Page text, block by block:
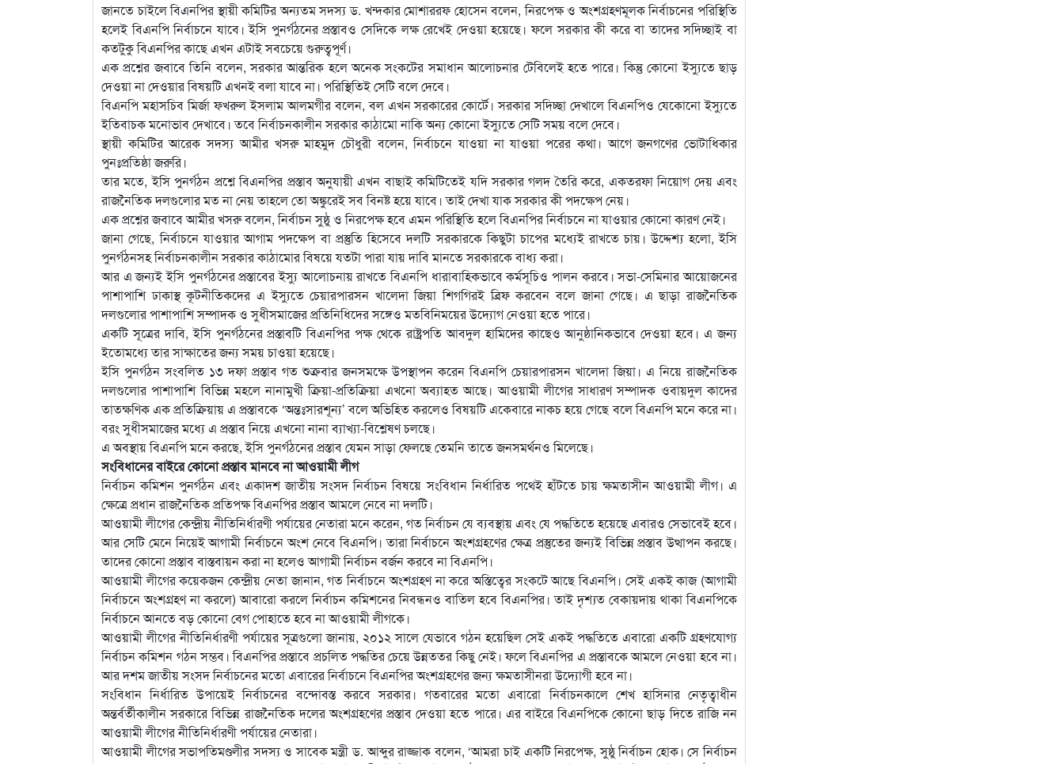
জানতে চাইলে বিএনপির স্থায়ী কমিটির অন্যতম সদস্য ড. খন্দকার মোশাররফ হোসেন বলেন, নিরপেক্ষ ও অংশগ্রহণমূলক নির্বাচনের পরিস্থিতি
হলেই বিএনপি নির্বাচনে যাবে। ইসি পুনর্গঠনের প্রস্তাবও সেদিকে লক্ষ রেখেই দেওয়া হয়েছে। ফলে সরকার কী করে বা তাদের সদিচ্ছাই বা
কতটুকু বিএনপির কাছে এখন এটাই সবচেয়ে গুরুত্বপূর্ণ।
এক প্রশ্নের জবাবে তিনি বলেন, সরকার আন্তরিক হলে অনেক সংকটের সমাধান আলোচনার টেবিলেই হতে পারে। কিন্তু কোনো ইস্যুতে ছাড়
দেওয়া না দেওয়ার বিষয়টি এখনই বলা যাবে না। পরিস্থিতিই সেটি বলে দেবে।
বিএনপি মহাসচিব মির্জা ফখরুল ইসলাম আলমগীর বলেন, বল এখন সরকারের কোর্টে। সরকার সদিচ্ছা দেখালে বিএনপিও যেকোনো ইস্যুতে
ইতিবাচক মনোভাব দেখাবে। তবে নির্বাচনকালীন সরকার কাঠামো নাকি অন্য কোনো ইস্যুতে সেটি সময় বলে দেবে।
স্থায়ী কমিটির আরেক সদস্য আমীর খসরু মাহমুদ চৌধুরী বলেন, নির্বাচনে যাওয়া না যাওয়া পরের কথা। আগে জনগণের ভোটাধিকার
পুনঃপ্রতিষ্ঠা জরুরি।
তার মতে, ইসি পুনর্গঠন প্রশ্নে বিএনপির প্রস্তাব অনুযায়ী এখন বাছাই কমিটিতেই যদি সরকার গলদ তৈরি করে, একতরফা নিয়োগ দেয় এবং
রাজনৈতিক দলগুলোর মত না নেয় তাহলে তো অঙ্কুরেই সব বিনষ্ট হয়ে যাবে। তাই দেখা যাক সরকার কী পদক্ষেপ নেয়।
এক প্রশ্নের জবাবে আমীর খসরু বলেন, নির্বাচন সুষ্ঠু ও নিরপেক্ষ হবে এমন পরিস্থিতি হলে বিএনপির নির্বাচনে না যাওয়ার কোনো কারণ নেই।
জানা গেছে, নির্বাচনে যাওয়ার আগাম পদক্ষেপ বা প্রস্তুতি হিসেবে দলটি সরকারকে কিছুটা চাপের মধ্যেই রাখতে চায়। উদ্দেশ্য হলো, ইসি
পুনর্গঠনসহ নির্বাচনকালীন সরকার কাঠামোর বিষয়ে যতটা পারা যায় দাবি মানতে সরকারকে বাধ্য করা।
আর এ জন্যই ইসি পুনর্গঠনের প্রস্তাবের ইস্যু আলোচনায় রাখতে বিএনপি ধারাবাহিকভাবে কর্মসূচিও পালন করবে। সভা-সেমিনার আয়োজনের
পাশাপাশি ঢাকাস্থ কূটনীতিকদের এ ইস্যুতে চেয়ারপারসন খালেদা জিয়া শিগগিরই ব্রিফ করবেন বলে জানা গেছে। এ ছাড়া রাজনৈতিক
দলগুলোর পাশাপাশি সম্পাদক ও সুধীসমাজের প্রতিনিধিদের সঙ্গেও মতবিনিময়ের উদ্যোগ নেওয়া হতে পারে।
একটি সূত্রের দাবি, ইসি পুনর্গঠনের প্রস্তাবটি বিএনপির পক্ষ থেকে রাষ্ট্রপতি আবদুল হামিদের কাছেও আনুষ্ঠানিকভাবে দেওয়া হবে। এ জন্য
ইতোমধ্যে তার সাক্ষাতের জন্য সময় চাওয়া হয়েছে।
ইসি পুনর্গঠন সংবলিত ১৩ দফা প্রস্তাব গত শুক্রবার জনসমক্ষে উপস্থাপন করেন বিএনপি চেয়ারপারসন খালেদা জিয়া। এ নিয়ে রাজনৈতিক
দলগুলোর পাশাপাশি বিভিন্ন মহলে নানামুখী ক্রিয়া-প্রতিক্রিয়া এখনো অব্যাহত আছে। আওয়ামী লীগের সাধারণ সম্পাদক ওবায়দুল কাদের
তাত্ক্ষণিক এক প্রতিক্রিয়ায় এ প্রস্তাবকে ‘অন্তঃসারশূন্য’ বলে অভিহিত করলেও বিষয়টি একেবারে নাকচ হয়ে গেছে বলে বিএনপি মনে করে না।
বরং সুধীসমাজের মধ্যে এ প্রস্তাব নিয়ে এখনো নানা ব্যাখ্যা-বিশ্লেষণ চলছে।
এ অবস্থায় বিএনপি মনে করছে, ইসি পুনর্গঠনের প্রস্তাব যেমন সাড়া ফেলছে তেমনি তাতে জনসমর্থনও মিলেছে।
সংবিধানের বাইরে কোনো প্রস্তাব মানবে না আওয়ামী লীগ
নির্বাচন কমিশন পুনর্গঠন এবং একাদশ জাতীয় সংসদ নির্বাচন বিষয়ে সংবিধান নির্ধারিত পথেই হাঁটতে চায় ক্ষমতাসীন আওয়ামী লীগ। এ
ক্ষেত্রে প্রধান রাজনৈতিক প্রতিপক্ষ বিএনপির প্রস্তাব আমলে নেবে না দলটি।
আওয়ামী লীগের কেন্দ্রীয় নীতিনির্ধারণী পর্যায়ের নেতারা মনে করেন, গত নির্বাচন যে ব্যবস্থায় এবং যে পদ্ধতিতে হয়েছে এবারও সেভাবেই হবে।
আর সেটি মেনে নিয়েই আগামী নির্বাচনে অংশ নেবে বিএনপি। তারা নির্বাচনে অংশগ্রহণের ক্ষেত্র প্রস্তুতের জন্যই বিভিন্ন প্রস্তাব উত্থাপন করছে।
তাদের কোনো প্রস্তাব বাস্তবায়ন করা না হলেও আগামী নির্বাচন বর্জন করবে না বিএনপি।
আওয়ামী লীগের কয়েকজন কেন্দ্রীয় নেতা জানান, গত নির্বাচনে অংশগ্রহণ না করে অস্তিত্বের সংকটে আছে বিএনপি। সেই একই কাজ (আগামী
নির্বাচনে অংশগ্রহণ না করলে) আবারো করলে নির্বাচন কমিশনের নিবন্ধনও বাতিল হবে বিএনপির। তাই দৃশ্যত বেকায়দায় থাকা বিএনপিকে
নির্বাচনে আনতে বড় কোনো বেগ পোহাতে হবে না আওয়ামী লীগকে।
আওয়ামী লীগের নীতিনির্ধারণী পর্যায়ের সূত্রগুলো জানায়, ২০১২ সালে যেভাবে গঠন হয়েছিল সেই একই পদ্ধতিতে এবারো একটি গ্রহণযোগ্য
নির্বাচন কমিশন গঠন সম্ভব। বিএনপির প্রস্তাবে প্রচলিত পদ্ধতির চেয়ে উন্নততর কিছু নেই। ফলে বিএনপির এ প্রস্তাবকে আমলে নেওয়া হবে না।
আর দশম জাতীয় সংসদ নির্বাচনের মতো এবারের নির্বাচনে বিএনপির অংশগ্রহণের জন্য ক্ষমতাসীনরা উদ্যোগী হবে না।
সংবিধান নির্ধারিত উপায়েই নির্বাচনের বন্দোবস্ত করবে সরকার। গতবারের মতো এবারো নির্বাচনকালে শেখ হাসিনার নেতৃত্বাধীন
অন্তর্বর্তীকালীন সরকারে বিভিন্ন রাজনৈতিক দলের অংশগ্রহণের প্রস্তাব দেওয়া হতে পারে। এর বাইরে বিএনপিকে কোনো ছাড় দিতে রাজি নন
আওয়ামী লীগের নীতিনির্ধারণী পর্যায়ের নেতারা।
আওয়ামী লীগের সভাপতিমণ্ডলীর সদস্য ও সাবেক মন্ত্রী ড. আব্দুর রাজ্জাক বলেন, ‘আমরা চাই একটি নিরপেক্ষ, সুষ্ঠু নির্বাচন হোক। সে নির্বাচন